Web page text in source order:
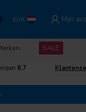
EUR Mijn
SALE
8,7